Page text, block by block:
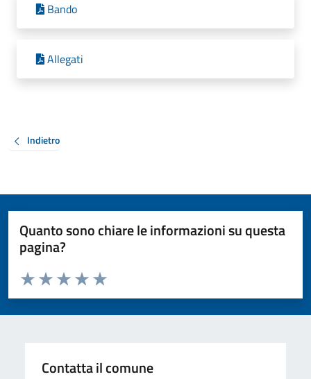
Bando
Allegati
Indietro
Quanto sono chiare le informazioni su questa
pagina?
Valuta da 1 a 5 stelle la pagina
Valuta 5 stelle su 5
Valuta 4 stelle su 5
Valuta 3 stelle su 5
Valuta 2 stelle su 5
Valuta 1 stelle su 5
Contatta il comune